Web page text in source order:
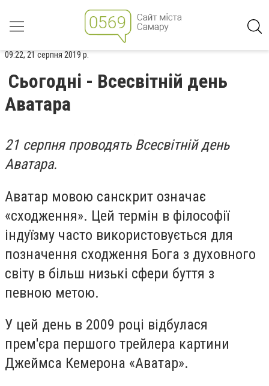
09:22, 21 серпня 2019 р.
Сьогодні - Всесвітній день
Аватара
21 серпня проводять Всесвітній день
Аватара.
Аватар мовою санскрит означає
«сходження». Цей термін в філософії
індуїзму часто використовується для
позначення сходження Бога з духовного
світу в більш низькі сфери буття з
певною метою.
У цей день в 2009 році відбулася
прем'єра першого трейлера картини
Джеймса Кемерона «Аватар».